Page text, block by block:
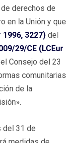
derechos de
en la Unión y que
3227) del
29/CE (LCEur
Consejo del 23
comunitarias
de la
del 31 de